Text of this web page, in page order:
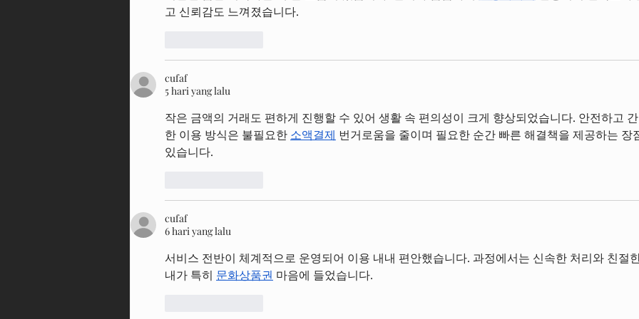
고 신뢰감도 느껴졌습니다.
cufaf
5 hari yang lalu
작은 금액의 거래도 편하게 진행할 수 있어 생활 속 편의성이 크게 향상되었습니다. 안전하고
한 이용 방식은 불필요한 소액결제 번거로움을 줄이며 필요한 순간 빠른 해결책을 제공하는 장
있습니다.
cufaf
6 hari yang lalu
서비스 전반이 체계적으로 운영되어 이용 내내 편안했습니다. 과정에서는 신속한 처리와 친절
내가 특히 문화상품권 마음에 들었습니다.